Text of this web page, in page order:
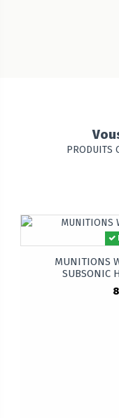
PRODUITS
MUNITIONS
SUBSONIC